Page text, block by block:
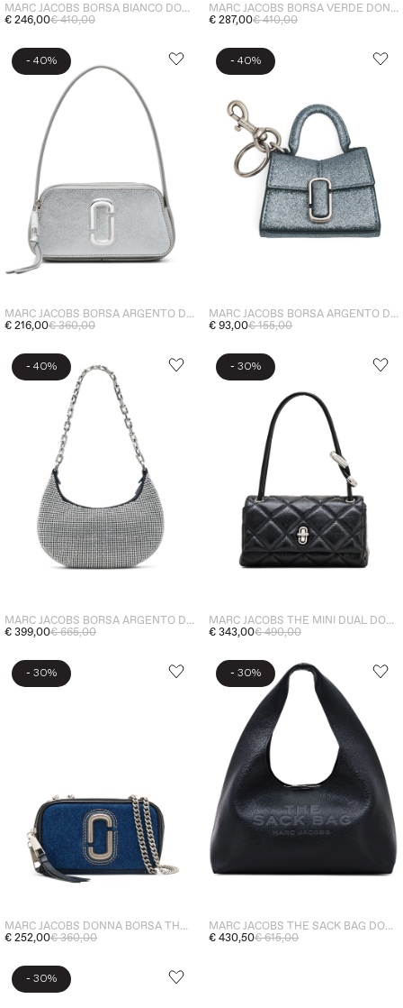
MARC JACOBS BORSA BIANCO DONNA A TRACOLLA THE SNAPSHOT
€ 246,00€ 410,00
MARC JACOBS BORSA VERDE DONNA THE SNAPSHOT
€ 287,00€ 410,00
- 40%
MARC JACOBS BORSA ARGENTO DONNA A SPALLA THE METALLIC SLINGSHOT
€ 216,00€ 360,00
- 40%
MARC JACOBS BORSA ARGENTO DONNA PER BORSA THE NANO TOP HANDLE
€ 93,00€ 155,00
- 40%
MARC JACOBS BORSA ARGENTO DONNA A SPALLA CURVE PICCOLA CON STRASS
€ 399,00€ 665,00
- 30%
MARC JACOBS THE MINI DUAL DONNA BORSA NERO
€ 343,00€ 490,00
- 30%
MARC JACOBS DONNA BORSA THE DENIM CHAIN
€ 252,00€ 360,00
- 30%
MARC JACOBS THE SACK BAG DONNA BORSA NERO
€ 430,50€ 615,00
- 30%